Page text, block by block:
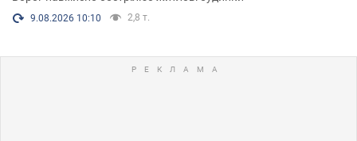
9.08.2026 10:10 2,8 т.